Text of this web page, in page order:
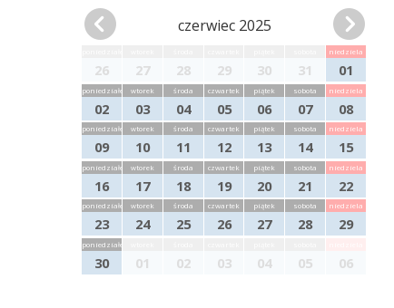
czerwiec 2025
26 27 28 29 30 31
niedziela
01
poniedziałek
02
wtorek
03
środa
04
czwartek
05
piątek
06
sobota
07
niedziela
08
poniedziałek
09
wtorek
10
środa
11
czwartek
12
piątek
13
sobota
14
niedziela
15
poniedziałek
16
wtorek
17
środa
18
czwartek
19
piątek
20
sobota
21
niedziela
22
poniedziałek
23
wtorek
24
środa
25
czwartek
26
piątek
27
sobota
28
niedziela
29
poniedziałek
30 01 02 03 04 05 06